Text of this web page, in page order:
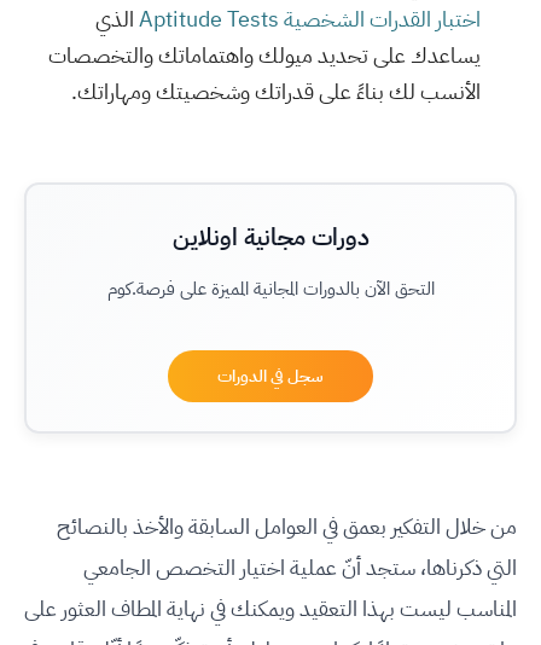
اختبار القدرات الشخصية Aptitude Tests
الذي
يساعدك على تحديد ميولك واهتماماتك والتخصصات
الأنسب لك بناءً على قدراتك وشخصيتك ومهاراتك.
دورات مجانية اونلاين
التحق الآن بالدورات المجانية المميزة على فرصة.كوم
سجل في الدورات
من خلال التفكير بعمق في العوامل السابقة والأخذ بالنصائح
التي ذكرناها، ستجد أنّ عملية اختيار التخصص الجامعي
المناسب ليست بهذا التعقيد ويمكنك في نهاية المطاف العثور على